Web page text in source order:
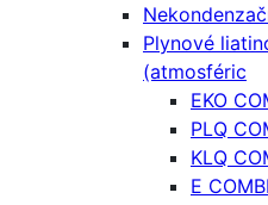
Plynové
(atmosféric
EKO
PLQ
KLQ
E COMBI